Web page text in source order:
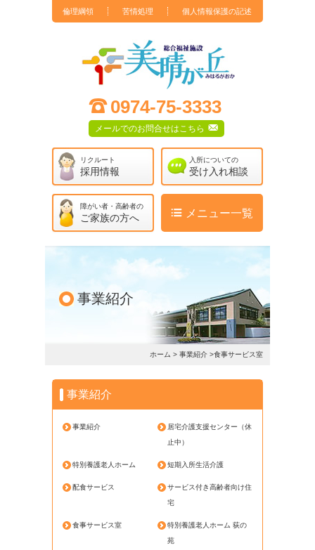
ˇ メニュー一覧
リクルート
採用情報
入所についての
受け入れ相談
障がい者・高齢者の
ご家族の方へ
倫理綱領 苦情処理 個人情報保護の記述
; 0974-75-3333
メールでのお問合せはこちら F
事業紹介
ホーム > 事業紹介 >食事サービス室
事業紹介
事業紹介
居宅介護支援センター（休
止中）
特別養護老人ホーム 短期入所生活介護
配食サービス
サービス付き高齢者向け住
宅
食事サービス室
特別養護老人ホーム 荻の
苑